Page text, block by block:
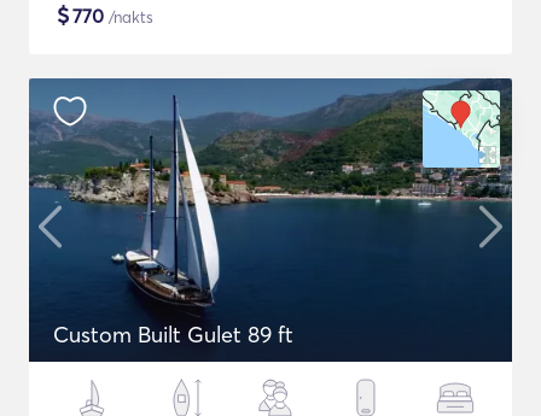
$770 /nakts
Custom Built Gulet 89 ft